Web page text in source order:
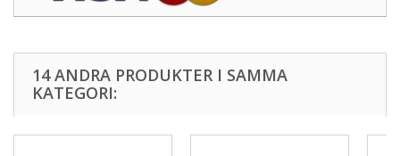
14 ANDRA PRODUKTER I SAMMA
KATEGORI: